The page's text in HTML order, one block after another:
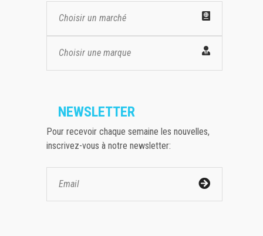
Choisir un marché
Choisir une marque
NEWSLETTER
Pour recevoir chaque semaine les nouvelles,
inscrivez-vous à notre newsletter: